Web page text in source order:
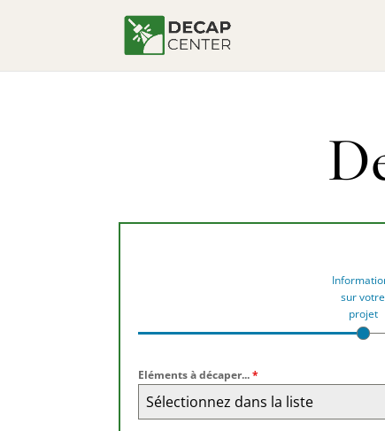
sur votre
projet
Eléments à décaper...*
Sélectionnez dans la liste